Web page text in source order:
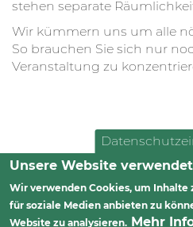
stehen separate
Wir kümmern uns um alle
So brauchen Sie sich nur
Veranstaltung zu
Impressum
Facebook
Unsere Website
Wir verwenden Cookies, um
für soziale Medien anbieten zu
Website zu analysieren. Mehr